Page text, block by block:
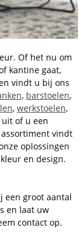
Of het nu om
kantine gaat,
vindt u bij ons
, barstoelen,
, werkstoelen,
of u een
vindt
oplossingen
en design.
een groot aantal
en laat uw
contact op.